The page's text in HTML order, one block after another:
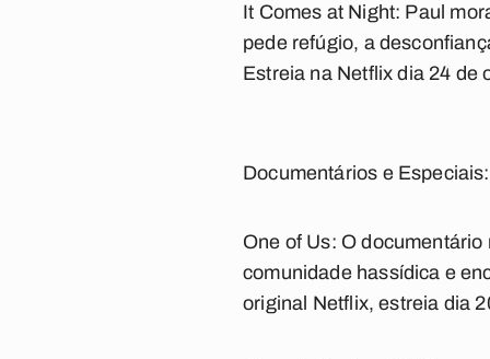
It Comes at Night: Paul
pede refúgio, a
Estreia na Netflix dia 24 de
Documentários e Especiais:
One of Us: O documentário
comunidade hassídica e
original Netflix, estreia dia